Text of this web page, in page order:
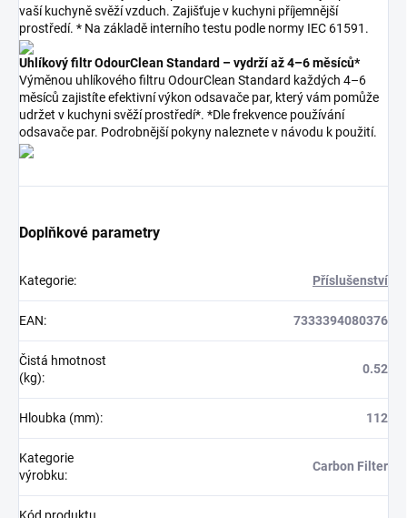
vaší kuchyně svěží vzduch. Zajišťuje v kuchyni příjemnější
prostředí. * Na základě interního testu podle normy IEC 61591.
Uhlíkový filtr OdourClean Standard – vydrží až 4–6 měsíců*
Výměnou uhlíkového filtru OdourClean Standard každých 4–6
měsíců zajistíte efektivní výkon odsavače par, který vám pomůže
udržet v kuchyni svěží prostředí*. *Dle frekvence používání
odsavače par. Podrobnější pokyny naleznete v návodu k použití.
Doplňkové parametry
Kategorie: Příslušenství
EAN: 7333394080376
Čistá hmotnost
(kg):
0.52
Hloubka (mm): 112
Kategorie
výrobku:
Carbon Filter